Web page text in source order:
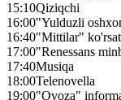
15:10Qiziqchi
16:00"Yulduzli
16:40"Mittilar"
17:00"Renessans
17:40Musiqa
18:00Telenovella
19:00"Ovoza"